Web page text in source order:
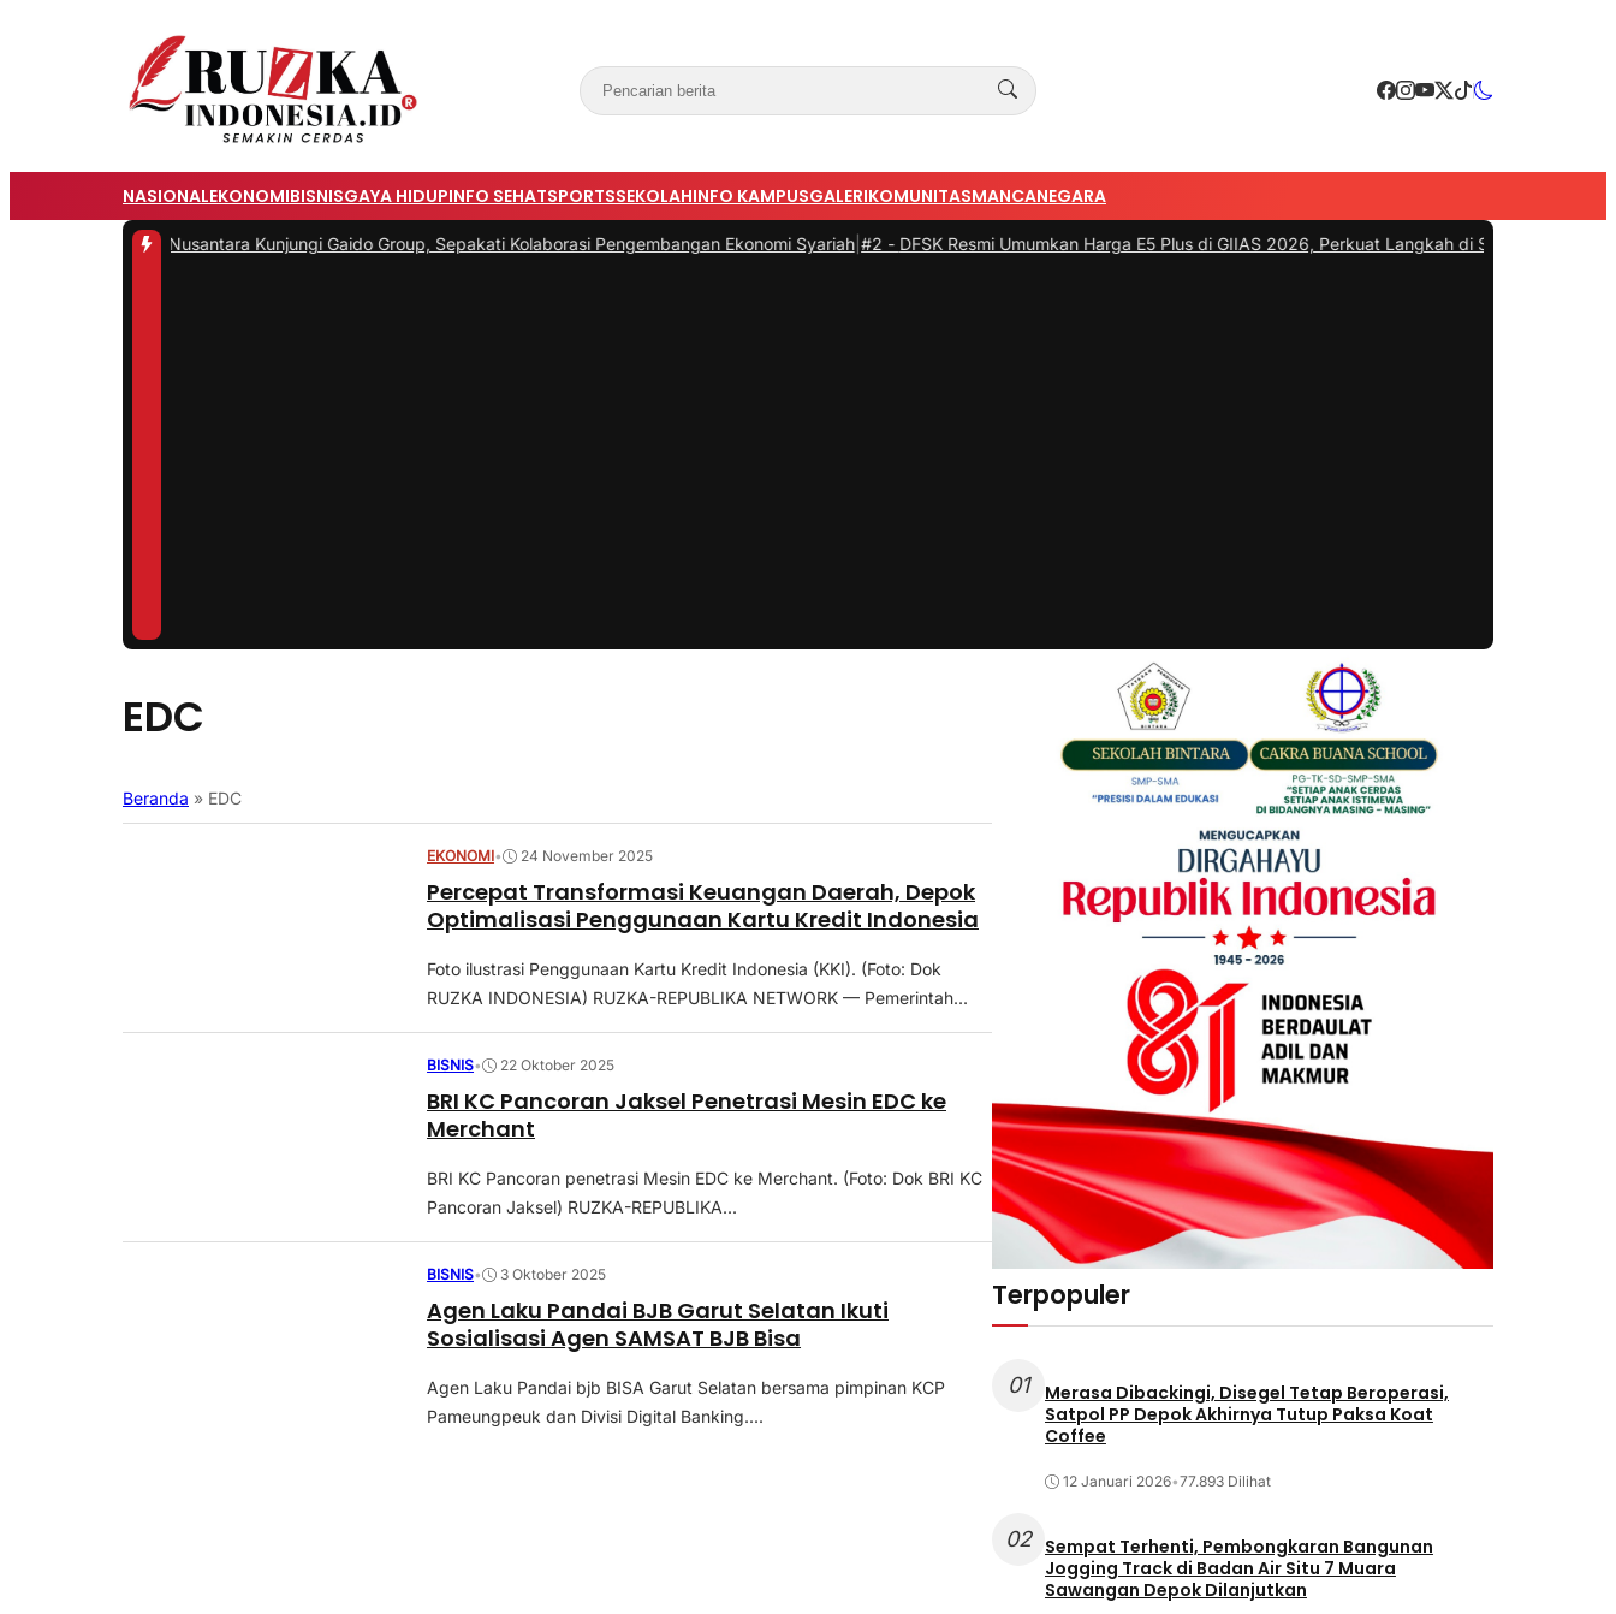
NASIONALEKONOMIBISNISGAYA HIDUPINFO SEHATSPORTSSEKOLAHINFO KAMPUSGALERIKOMUNITASMANCANEGARA
Pantai Nusantara Kunjungi Gaido Group, Sepakati Kolaborasi Pengembangan Ekonomi Syariah| #2 -DFSK Resmi Umumkan Harga E5 Plus di GIIAS 2026, Perkuat Langkah di Segmen SUV Plug-
EDC
Beranda » EDC
EKONOMI• 24 November 2025
Percepat Transformasi Keuangan Daerah, Depok
Optimalisasi Penggunaan Kartu Kredit Indonesia
Foto ilustrasi Penggunaan Kartu Kredit Indonesia (KKI). (Foto: Dok
RUZKA INDONESIA) RUZKA-REPUBLIKA NETWORK — Pemerintah...
BISNIS• 22 Oktober 2025
BRI KC Pancoran Jaksel Penetrasi Mesin EDC ke
Merchant
BRI KC Pancoran penetrasi Mesin EDC ke Merchant. (Foto: Dok BRI KC
Pancoran Jaksel) RUZKA-REPUBLIKA...
BISNIS• 3 Oktober 2025
Agen Laku Pandai BJB Garut Selatan Ikuti
Sosialisasi Agen SAMSAT BJB Bisa
Agen Laku Pandai bjb BISA Garut Selatan bersama pimpinan KCP
Pameungpeuk dan Divisi Digital Banking....
Terpopuler
01
Merasa Dibackingi, Disegel Tetap Beroperasi,
Satpol PP Depok Akhirnya Tutup Paksa Koat
Coffee
12 Januari 2026•77.893 Dilihat
02
Sempat Terhenti, Pembongkaran Bangunan
Jogging Track di Badan Air Situ 7 Muara
Sawangan Depok Dilanjutkan